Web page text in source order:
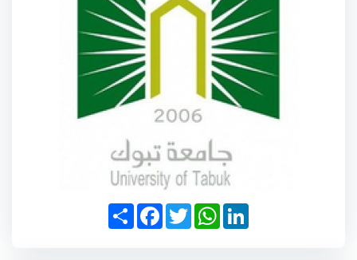
S
h
a
F
a
c
T
w
i
W
h
a
L
i
n